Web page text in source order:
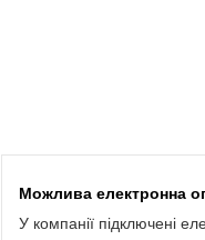
У компанії підключені